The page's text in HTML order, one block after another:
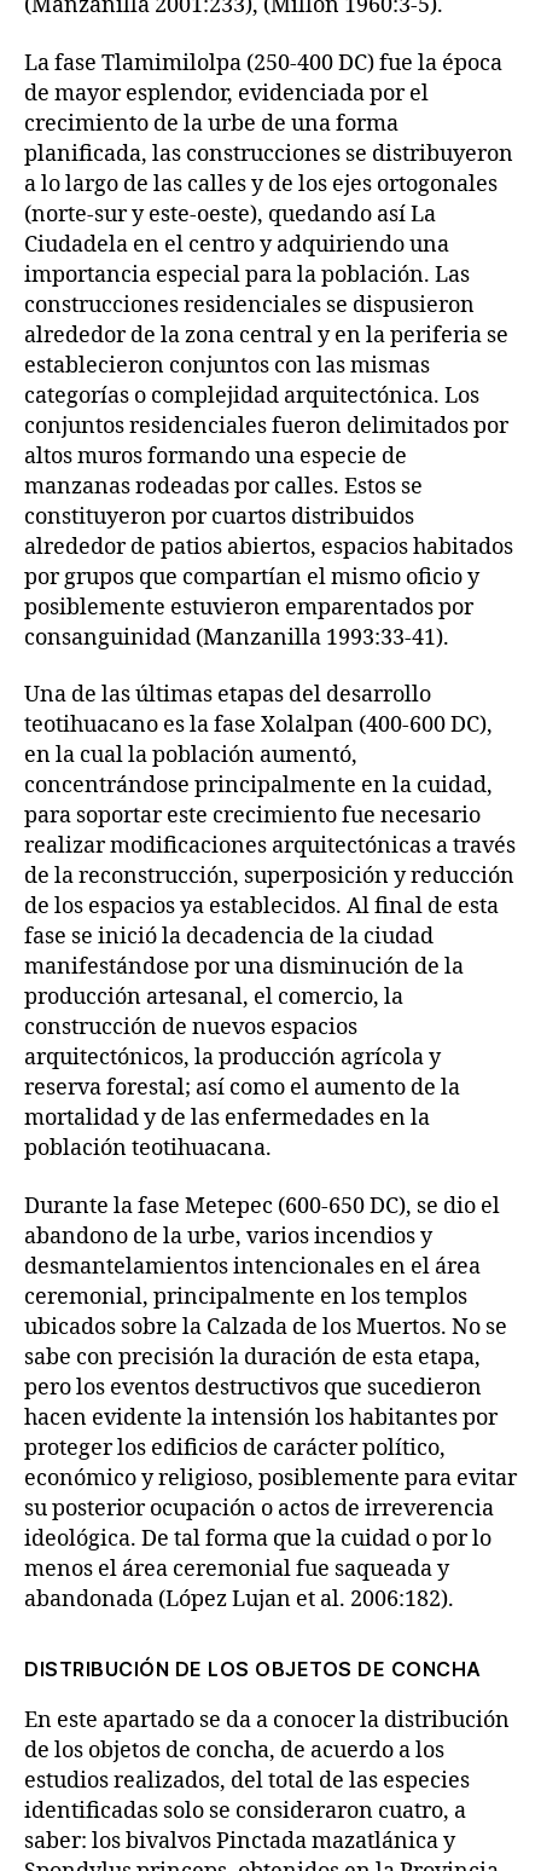
La fase Tlamimilolpa (250-400 DC) fue la época
de mayor esplendor, evidenciada por el
crecimiento de la urbe de una forma
planificada, las construcciones se distribuyeron
a lo largo de las calles y de los ejes ortogonales
(norte-sur y este-oeste), quedando así La
Ciudadela en el centro y adquiriendo una
importancia especial para la población. Las
construcciones residenciales se dispusieron
alrededor de la zona central y en la periferia se
establecieron conjuntos con las mismas
categorías o complejidad arquitectónica. Los
conjuntos residenciales fueron delimitados por
altos muros formando una especie de
manzanas rodeadas por calles. Estos se
constituyeron por cuartos distribuidos
alrededor de patios abiertos, espacios habitados
por grupos que compartían el mismo oficio y
posiblemente estuvieron emparentados por
consanguinidad (Manzanilla 1993:33-41).
Una de las últimas etapas del desarrollo
teotihuacano es la fase Xolalpan (400-600 DC),
en la cual la población aumentó,
concentrándose principalmente en la cuidad,
para soportar este crecimiento fue necesario
realizar modificaciones arquitectónicas a través
de la reconstrucción, superposición y reducción
de los espacios ya establecidos. Al final de esta
fase se inició la decadencia de la ciudad
manifestándose por una disminución de la
producción artesanal, el comercio, la
construcción de nuevos espacios
arquitectónicos, la producción agrícola y
reserva forestal; así como el aumento de la
mortalidad y de las enfermedades en la
población teotihuacana.
Durante la fase Metepec (600-650 DC), se dio el
abandono de la urbe, varios incendios y
desmantelamientos intencionales en el área
ceremonial, principalmente en los templos
ubicados sobre la Calzada de los Muertos. No se
sabe con precisión la duración de esta etapa,
pero los eventos destructivos que sucedieron
hacen evidente la intensión los habitantes por
proteger los edificios de carácter político,
económico y religioso, posiblemente para evitar
su posterior ocupación o actos de irreverencia
ideológica. De tal forma que la cuidad o por lo
menos el área ceremonial fue saqueada y
abandonada (López Lujan et al. 2006:182).
DISTRIBUCIÓN DE LOS OBJETOS DE CONCHA
En este apartado se da a conocer la distribución
de los objetos de concha, de acuerdo a los
estudios realizados, del total de las especies
identificadas solo se consideraron cuatro, a
saber: los bivalvos Pinctada mazatlánica y